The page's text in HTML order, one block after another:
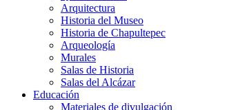
Arquitectura
Historia del Museo
Historia de Chapultepec
Arqueología
Murales
Salas de Historia
Salas del Alcázar
Educación
Materiales de divulgación